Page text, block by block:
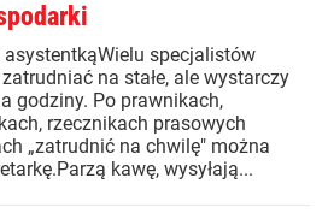
asystentkąWielu specjalistów
na stałe, ale wystarczy
godziny. Po prawnikach,
rzecznikach prasowych
„zatrudnić na chwilę" można
kawę, wysyłają...